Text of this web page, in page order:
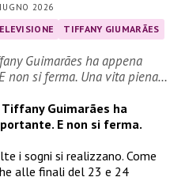
2026
TIFFANY GIUMARÃES
Guimarães ha appena
non si ferma. Una vita piena…
Guimarães ha
E non si ferma.
i sogni si realizzano. Come
alle finali del 23 e 24